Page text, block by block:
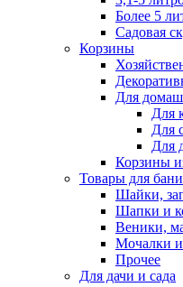
Более 5
Садовая
Корзины
Для
Для
Для
Для
Корзины
Товары для бани
Шайки,
Шапки и
Веники,
Мочалки
Прочее
Для дачи и сада